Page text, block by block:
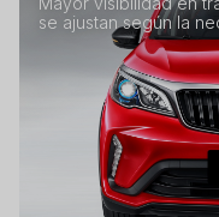
se ajustan según la